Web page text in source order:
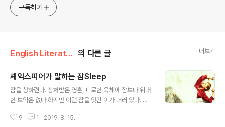
approach will be to resist any common sense or
generalized viewpoint
구독하기
English Literature 의 다른 글 더보기
셰익스피어가 말하는 잠Sleep
잠을 청하련다. 상처받은 영혼, 피로한 육체에 잠보다 위대
한 보약은 없다.하지만 이런 잠을 앗긴 이가 더러 있다. 우
불면증환자라 한다. 잠이란 무엇인가? 셰익스피어가 Mac
9 1 2019. 8. 15.